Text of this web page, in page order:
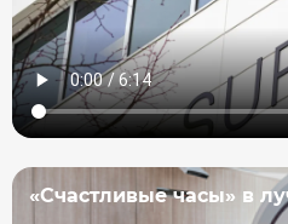
«Счастливые часы» в